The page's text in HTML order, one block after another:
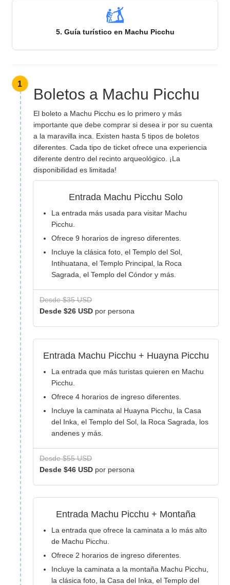
5. Guía turístico en Machu Picchu
1
Boletos a Machu Picchu
El boleto a Machu Picchu es lo primero y más
importante que debe comprar si desea ir por su cuenta
a la maravilla inca. Existen hasta 5 tipos de boletos
diferentes. Cada tipo de ticket ofrece una experiencia
diferente dentro del recinto arqueológico. ¡La
disponibilidad es limitada!
Entrada Machu Picchu Solo
La entrada más usada para visitar Machu
Picchu.
Ofrece 9 horarios de ingreso diferentes.
Incluye la clásica foto, el Templo del Sol,
Intihuatana, el Templo Principal, la Roca
Sagrada, el Templo del Cóndor y más.
Desde $35 USD
Desde $26 USD por persona
Entrada Machu Picchu + Huayna Picchu
La entrada que más turistas quieren en Machu
Picchu.
Ofrece 4 horarios de ingreso diferentes.
Incluye la caminata al Huayna Picchu, la Casa
del Inka, el Templo del Sol, la Roca Sagrada, los
andenes y más.
Desde $55 USD
Desde $46 USD por persona
Entrada Machu Picchu + Montaña
La entrada que ofrece la caminata a lo más alto
de Machu Picchu.
Ofrece 2 horarios de ingreso diferentes.
Incluye la caminata a la montaña Machu Picchu,
la clásica foto, la Casa del Inka, el Templo del